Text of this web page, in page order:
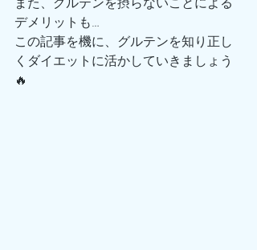
デメリットも…
この記事を機に、グルテンを知り正し
くダイエットに活かしていきましょう
🔥